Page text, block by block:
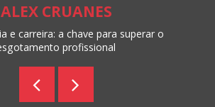
ALEX CRUANES
e carreira: a chave para superar o
profissional